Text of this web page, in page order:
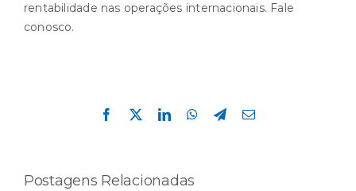
rentabilidade nas operações internacionais. Fale
conosco.
Facebook
X LinkedInWhatsApp
Telegram
E-
Postagens Relacionadas